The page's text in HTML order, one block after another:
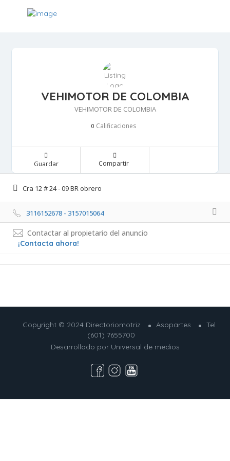
VEHIMOTOR DE COLOMBIA
VEHIMOTOR DE COLOMBIA
0 Calificaciones
Guardar Compartir
Cra 12 # 24 - 09 BR obrero
3116152678 - 3157015064
Contactar al propietario del anuncio
¡Contacta ahora!
Copyright © 2024 Directoriomotriz Asopartes
Tel
(601) 7655700
Desarrollado por Universal de medios